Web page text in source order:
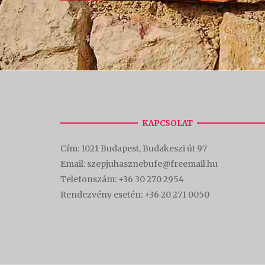
KAPCSOLAT
Cím: 1021 Budapest, Budakeszi út 97
Email: szepjuhasznebufe@freemail.hu
Telefonszám: +36 30 270 2954
Rendezvény esetén: +36 20 271 0050